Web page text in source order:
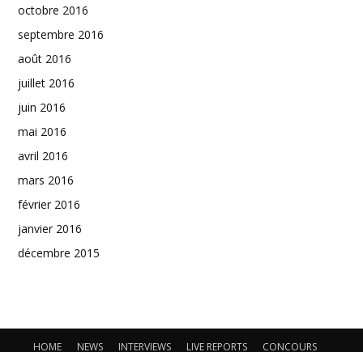
octobre 2016
septembre 2016
août 2016
juillet 2016
juin 2016
mai 2016
avril 2016
mars 2016
février 2016
janvier 2016
décembre 2015
HOME NEWS INTERVIEWS LIVE REPORTS CONCOURS